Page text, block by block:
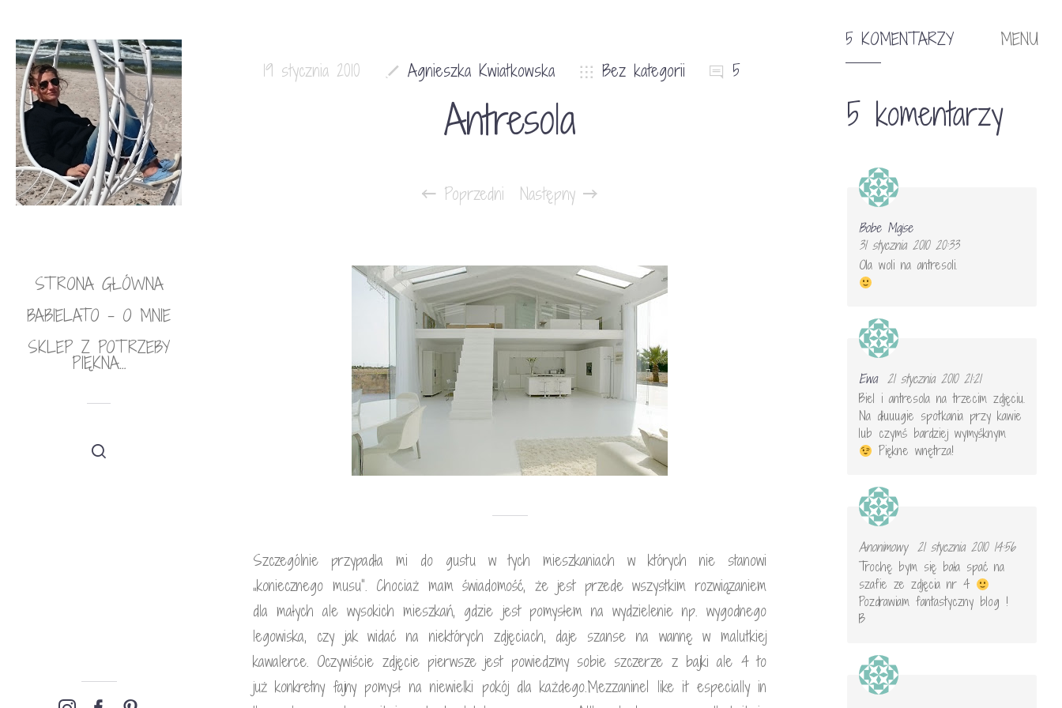
STRONA GŁÓWNA
BABIELATO – O MNIE
SKLEP Z POTRZEBY
PIĘKNA…
19 stycznia 2010 Agnieszka Kwiatkowska Bez kategorii 5
Antresola
Poprzedni Następny
Szczególnie przypadła mi do gustu w tych mieszkaniach w których nie stanowi
„koniecznego musu”. Chociaż mam świadomość, że jest przede wszystkim rozwiązaniem
dla małych ale wysokich mieszkań, gdzie jest pomysłem na wydzielenie np. wygodnego
legowiska, czy jak widać na niektórych zdjęciach, daje szanse na wannę w malutkiej
kawalerce. Oczywiście zdjęcie pierwsze jest powiedzmy sobie szczerze z bajki ale 4 to
już konkretny fajny pomysł na niewielki pokój dla każdego.MezzanineI like it especially in
5 KOMENTARZY MENU
5 komentarzy
Bobe Majse
31 stycznia 2010 20:33
Ola woli na antresoli.
Ewa 21 stycznia 2010 21:21
Biel i antresola na trzecim zdjęciu.
Na dłuuugie spotkania przy kawie
lub czymś bardziej wymyśknym
Piękne wnętrza!
Anonimowy 21 stycznia 2010 14:56
Trochę bym się bała spać na
szafie ze zdjęcia nr 4
Pozdrawiam fantastyczny blog !
B